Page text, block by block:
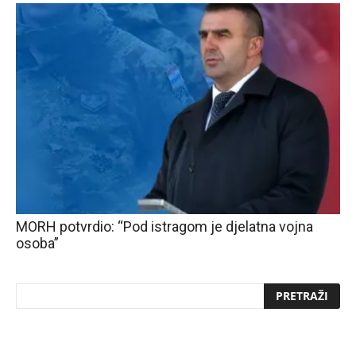
MORH potvrdio: “Pod istragom je djelatna vojna
osoba”